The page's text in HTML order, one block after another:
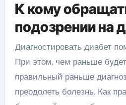
К кому
подозрении на
Диагностировать диабет
При этом, чем раньше
правильный раньше
преодолеть болезнь. Как